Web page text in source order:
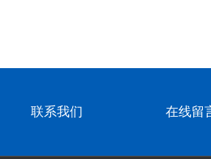
联系我们 在线留